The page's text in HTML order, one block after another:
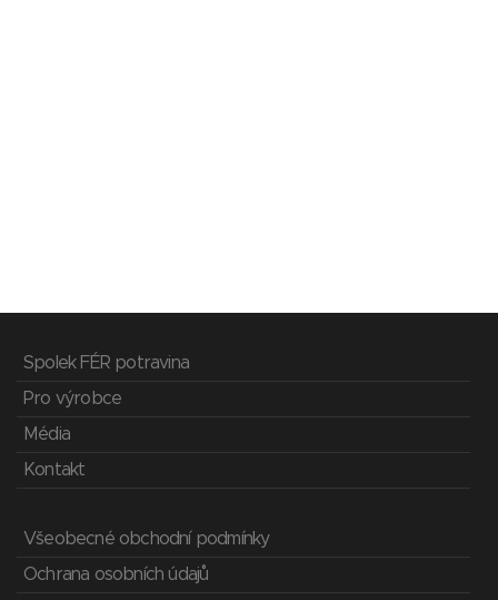
Spolek FÉR potravina
Pro výrobce
Média
Kontakt
Všeobecné obchodní podmínky
Ochrana osobních údajů